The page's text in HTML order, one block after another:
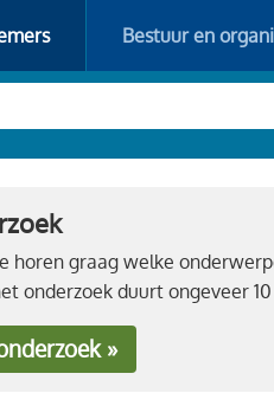
Bestuur en
horen graag welke
onderzoek duurt ongeveer
»